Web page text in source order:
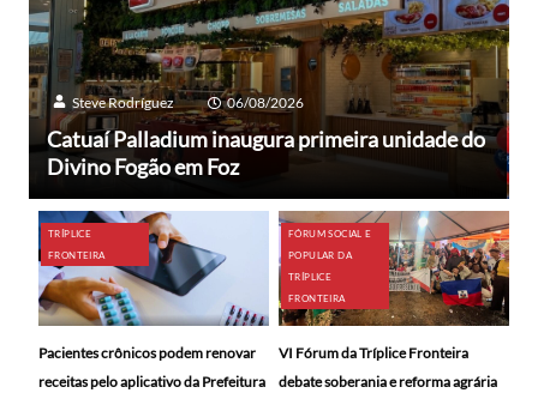
Steve Rodríguez 06/08/2026
Catuaí Palladium inaugura primeira unidade do
Divino Fogão em Foz
TRÍPLICE
FRONTEIRA
Pacientes crônicos podem renovar
receitas pelo aplicativo da Prefeitura
FÓRUM SOCIAL E
POPULAR DA
TRÍPLICE
FRONTEIRA
VI Fórum da Tríplice Fronteira
debate soberania e reforma agrária